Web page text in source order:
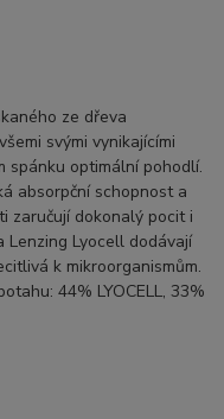
ze dřeva
svými vynikajícími
spánku optimální pohodlí.
absorpční schopnost a
zaručují dokonalý pocit i
Lenzing Lyocell dodávají
k mikroorganismům.
44% LYOCELL, 33%